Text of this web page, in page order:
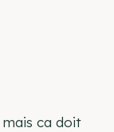
mais ca doit